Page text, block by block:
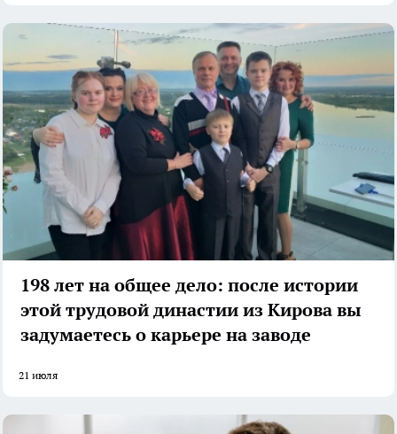
198 лет на общее дело: после истории
этой трудовой династии из Кирова вы
задумаетесь о карьере на заводе
21 июля